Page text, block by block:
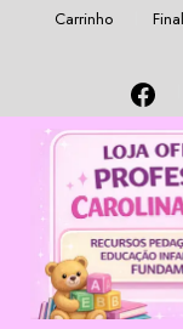
Carrinho